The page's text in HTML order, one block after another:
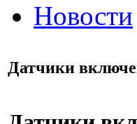
Новости
Датчики